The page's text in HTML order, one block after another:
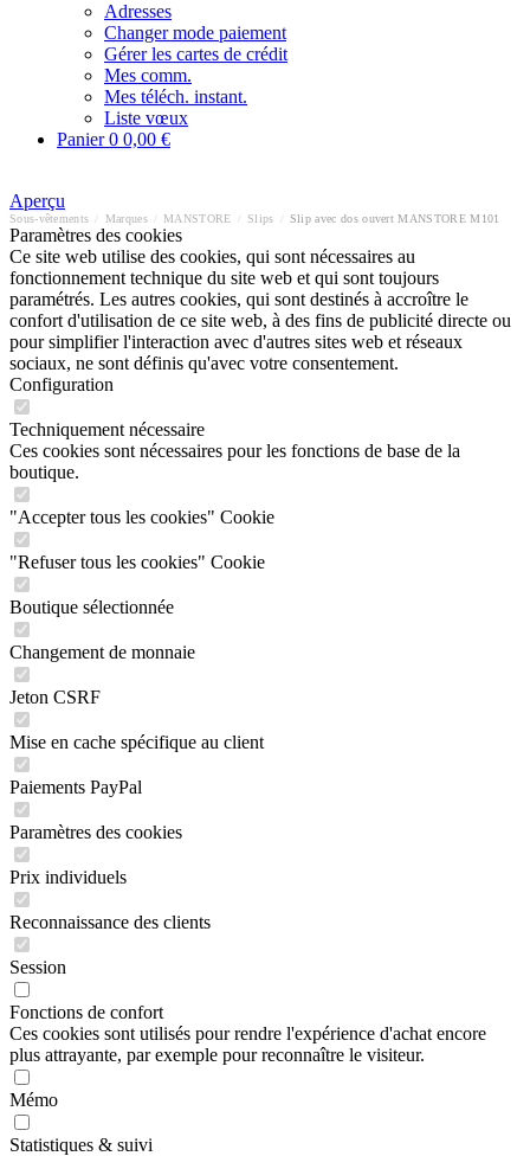
Adresses
Changer mode paiement
Gérer les cartes de crédit
Mes comm.
Mes téléch. instant.
Liste vœux
Panier0 0,00 €
Aperçu
Sous-vêtements Marques MANSTORE Slips Slip avec dos ouvert MANSTORE M101
Paramètres des cookies
Ce site web utilise des cookies, qui sont nécessaires au
fonctionnement technique du site web et qui sont toujours
paramétrés. Les autres cookies, qui sont destinés à accroître le
confort d'utilisation de ce site web, à des fins de publicité directe ou
pour simplifier l'interaction avec d'autres sites web et réseaux
sociaux, ne sont définis qu'avec votre consentement.
Configuration
Techniquement nécessaire
Ces cookies sont nécessaires pour les fonctions de base de la
boutique.
"Accepter tous les cookies" Cookie
"Refuser tous les cookies" Cookie
Boutique sélectionnée
Changement de monnaie
Jeton CSRF
Mise en cache spécifique au client
Paiements PayPal
Paramètres des cookies
Prix individuels
Reconnaissance des clients
Session
Fonctions de confort
Ces cookies sont utilisés pour rendre l'expérience d'achat encore
plus attrayante, par exemple pour reconnaître le visiteur.
Mémo
Statistiques & suivi